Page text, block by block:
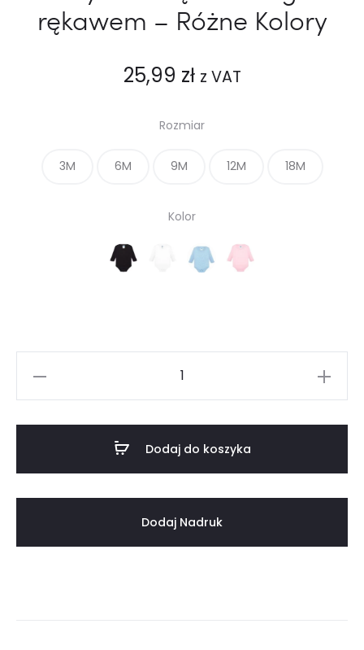
rękawem – Różne Kolory
25,99 zł z VAT
Rozmiar
3M 6M 9M 12M 18M
Kolor
BLACK WHITE SKY BLUE PINk
Dodaj do koszyka
Dodaj Nadruk